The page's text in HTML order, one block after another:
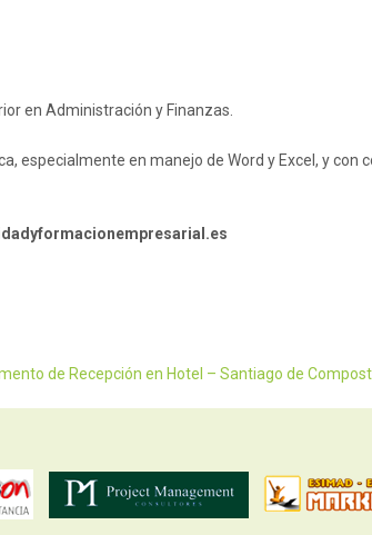
en Administración y Finanzas.
especialmente en manejo de Word y Excel, y con
de Recepción en Hotel – Santiago de